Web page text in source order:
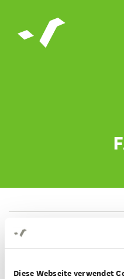
Diese Webseite verwendet
Wer sind die